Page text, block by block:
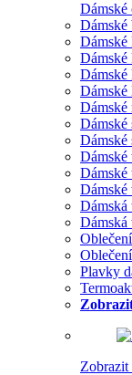
Dámské
Dámské
Dámské
Dámské
Dámské
Dámské
Dámské
Dámské
Dámské
Dámské
Dámské
Dámské
Dámská
Plavky